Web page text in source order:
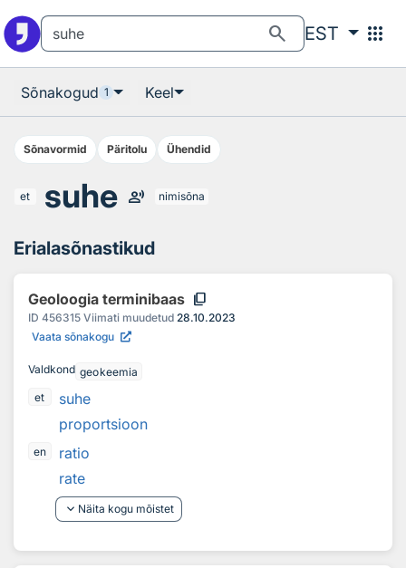
search EST apps
Sõnakogud 1 Keel
Sõnavormid Päritolu Ühendid
et suhe record_voice_over nimisõna
Erialasõnastikud
Geoloogia terminibaas content_copy
ID 456315 Viimati muudetud 28.10.2023
Vaata sõnakogu
Valdkond geokeemia
et
suhe
proportsioon
en
ratio
rate
keyboard_arrow_down Näita kogu mõistet